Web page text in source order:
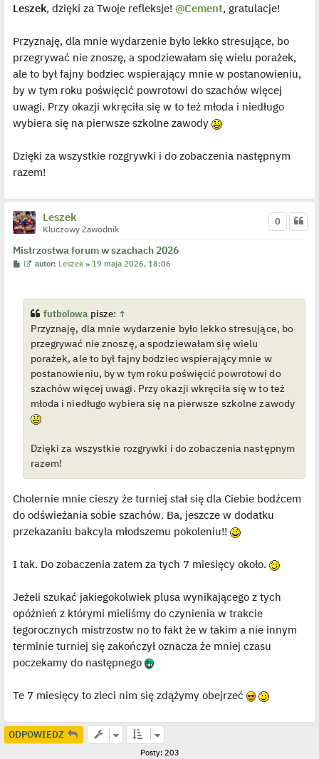
t
w
l
o
j
e
d
n
c
z
o
s
t
Leszek, dzięki za Twoje refleksje! @Cement, gratulacje!
Przyznaję, dla mnie wydarzenie było lekko stresujące, bo
przegrywać nie znoszę, a spodziewałam się wielu porażek,
ale to był fajny bodziec wspierający mnie w postanowieniu,
by w tym roku poświęcić powrotowi do szachów więcej
uwagi. Przy okazji wkręciła się w to też młoda i niedługo
wybiera się na pierwsze szkolne zawody
Dzięki za wszystkie rozgrywki i do zobaczenia następnym
razem!
Leszek
Kluczowy Zawodnik
Mistrzostwa forum w szachach 2026
0
P
W
i
e
t
l
o
j
e
d
n
c
y
s
autor: Leszek »19 maja 2026, 18:06
futbolowa pisze: ↑
Przyznaję, dla mnie wydarzenie było lekko stresujące, bo
przegrywać nie znoszę, a spodziewałam się wielu
porażek, ale to był fajny bodziec wspierający mnie w
postanowieniu, by w tym roku poświęcić powrotowi do
szachów więcej uwagi. Przy okazji wkręciła się w to też
młoda i niedługo wybiera się na pierwsze szkolne zawody
Dzięki za wszystkie rozgrywki i do zobaczenia następnym
razem!
Cholernie mnie cieszy że turniej stał się dla Ciebie bodźcem
do odświeżania sobie szachów. Ba, jeszcze w dodatku
przekazaniu bakcyla młodszemu pokoleniu!!
I tak. Do zobaczenia zatem za tych 7 miesięcy około.
Jeżeli szukać jakiegokolwiek plusa wynikającego z tych
opóźnień z którymi mieliśmy do czynienia w trakcie
tegorocznych mistrzostw no to fakt że w takim a nie innym
terminie turniej się zakończył oznacza że mniej czasu
poczekamy do następnego
Te 7 miesięcy to zleci nim się zdążymy obejrzeć
ODPOWIEDZ
Posty: 203